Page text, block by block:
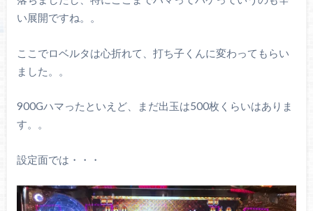
い展開ですね。。
ここでロベルタは心折れて、打ち子くんに変わってもらい
ました。。
900Gハマったといえど、まだ出玉は500枚くらいはありま
す。。
設定面では・・・